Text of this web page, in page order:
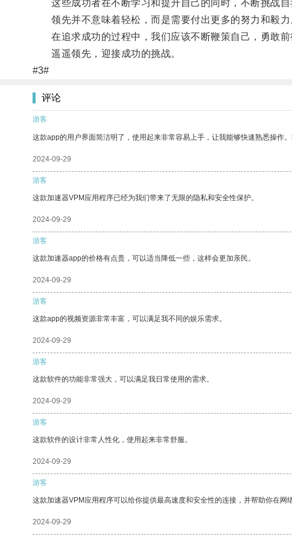
这些成功者在不断学习和提升自己的同时，不断挑战自
领先并不意味着轻松，而是需要付出更多的努力和毅力
在追求成功的过程中，我们应该不断鞭策自己，勇敢前
遥遥领先，迎接成功的挑战。
#3#
评论
游客
这款app的用户界面简洁明了，使用起来非常容易上手，让我能够快速熟悉操作
2024-09-29
游客
这款加速器VPM应用程序已经为我们带来了无限的隐私和安全性保护。
2024-09-29
游客
这款加速器app的价格有点贵，可以适当降低一些，这样会更加亲民。
2024-09-29
游客
这款app的视频资源非常丰富，可以满足我不同的娱乐需求。
2024-09-29
游客
这款软件的功能非常强大，可以满足我日常使用的需求。
2024-09-29
游客
这款软件的设计非常人性化，使用起来非常舒服。
2024-09-29
游客
这款加速器VPM应用程序可以给你提供最高速度和安全性的连接，并帮助你在网
2024-09-29